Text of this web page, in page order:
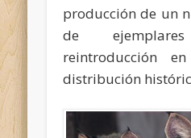
producción de un
de
reintroducción
distribución